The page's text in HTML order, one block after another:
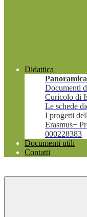
Didattica
Panoramica
Documenti
Curicolo di
Le schede
I progetti
Erasmus+
000228383
Documenti utili
Contatti